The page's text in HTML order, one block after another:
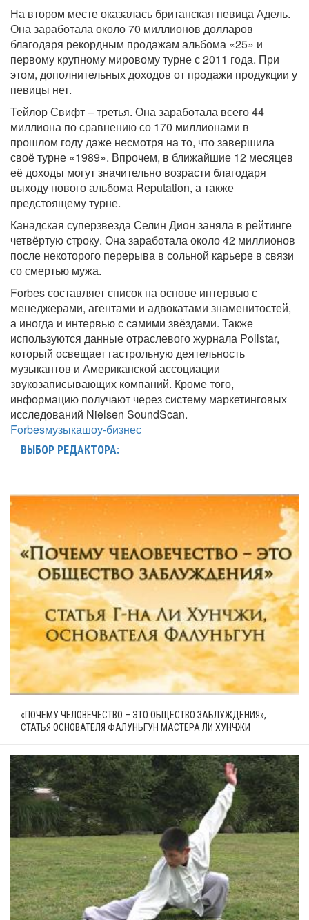
На втором месте оказалась британская певица Адель.
Она заработала около 70 миллионов долларов
благодаря рекордным продажам альбома «25» и
первому крупному мировому турне с 2011 года. При
этом, дополнительных доходов от продажи продукции у
певицы нет.
Тейлор Свифт – третья. Она заработала всего 44
миллиона по сравнению со 170 миллионами в
прошлом году даже несмотря на то, что завершила
своё турне «1989». Впрочем, в ближайшие 12 месяцев
её доходы могут значительно возрасти благодаря
выходу нового альбома Reputation, а также
предстоящему турне.
Канадская суперзвезда Селин Дион заняла в рейтинге
четвёртую строку. Она заработала около 42 миллионов
после некоторого перерыва в сольной карьере в связи
со смертью мужа.
Forbes составляет список на основе интервью с
менеджерами, агентами и адвокатами знаменитостей,
а иногда и интервью с самими звёздами. Также
используются данные отраслевого журнала Pollstar,
который освещает гастрольную деятельность
музыкантов и Американской ассоциации
звукозаписывающих компаний. Кроме того,
информацию получают через систему маркетинговых
исследований Nielsen SoundScan.
Forbesмузыкашоу-бизнес
ВЫБОР РЕДАКТОРА:
«ПОЧЕМУ ЧЕЛОВЕЧЕСТВО – ЭТО ОБЩЕСТВО ЗАБЛУЖДЕНИЯ»,
СТАТЬЯ ОСНОВАТЕЛЯ ФАЛУНЬГУН МАСТЕРА ЛИ ХУНЧЖИ